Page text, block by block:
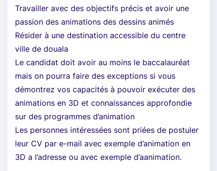
Travailler avec des objectifs précis et avoir une
passion des animations des dessins animés
Résider à une destination accessible du centre
ville de douala
Le candidat doit avoir au moins le baccalauréat
mais on pourra faire des exceptions si vous
démontrez vos capacités à pouvoir exécuter des
animations en 3D et connaissances approfondie
sur des programmes d’animation
Les personnes intéressées sont priées de postuler
leur CV par e-mail avec exemple d’animation en
3D a l’adresse ou avec exemple d’aanimation.